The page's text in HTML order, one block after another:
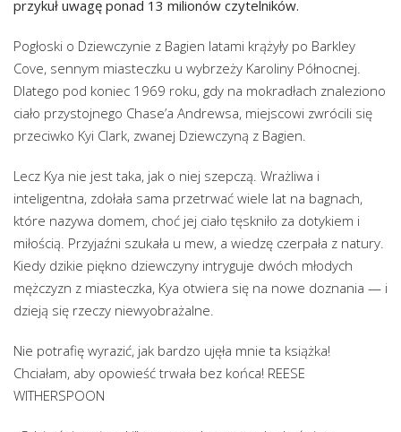
przykuł uwagę ponad 13 milionów czytelników.
Pogłoski o Dziewczynie z Bagien latami krążyły po Barkley
Cove, sennym miasteczku u wybrzeży Karoliny Północnej.
Dlatego pod koniec 1969 roku, gdy na mokradłach znaleziono
ciało przystojnego Chase’a Andrewsa, miejscowi zwrócili się
przeciwko Kyi Clark, zwanej Dziewczyną z Bagien.
Lecz Kya nie jest taka, jak o niej szepczą. Wrażliwa i
inteligentna, zdołała sama przetrwać wiele lat na bagnach,
które nazywa domem, choć jej ciało tęskniło za dotykiem i
miłością. Przyjaźni szukała u mew, a wiedzę czerpała z natury.
Kiedy dzikie piękno dziewczyny intryguje dwóch młodych
mężczyzn z miasteczka, Kya otwiera się na nowe doznania — i
dzieją się rzeczy niewyobrażalne.
Nie potrafię wyrazić, jak bardzo ujęła mnie ta książka!
Chciałam, aby opowieść trwała bez końca! REESE
WITHERSPOON